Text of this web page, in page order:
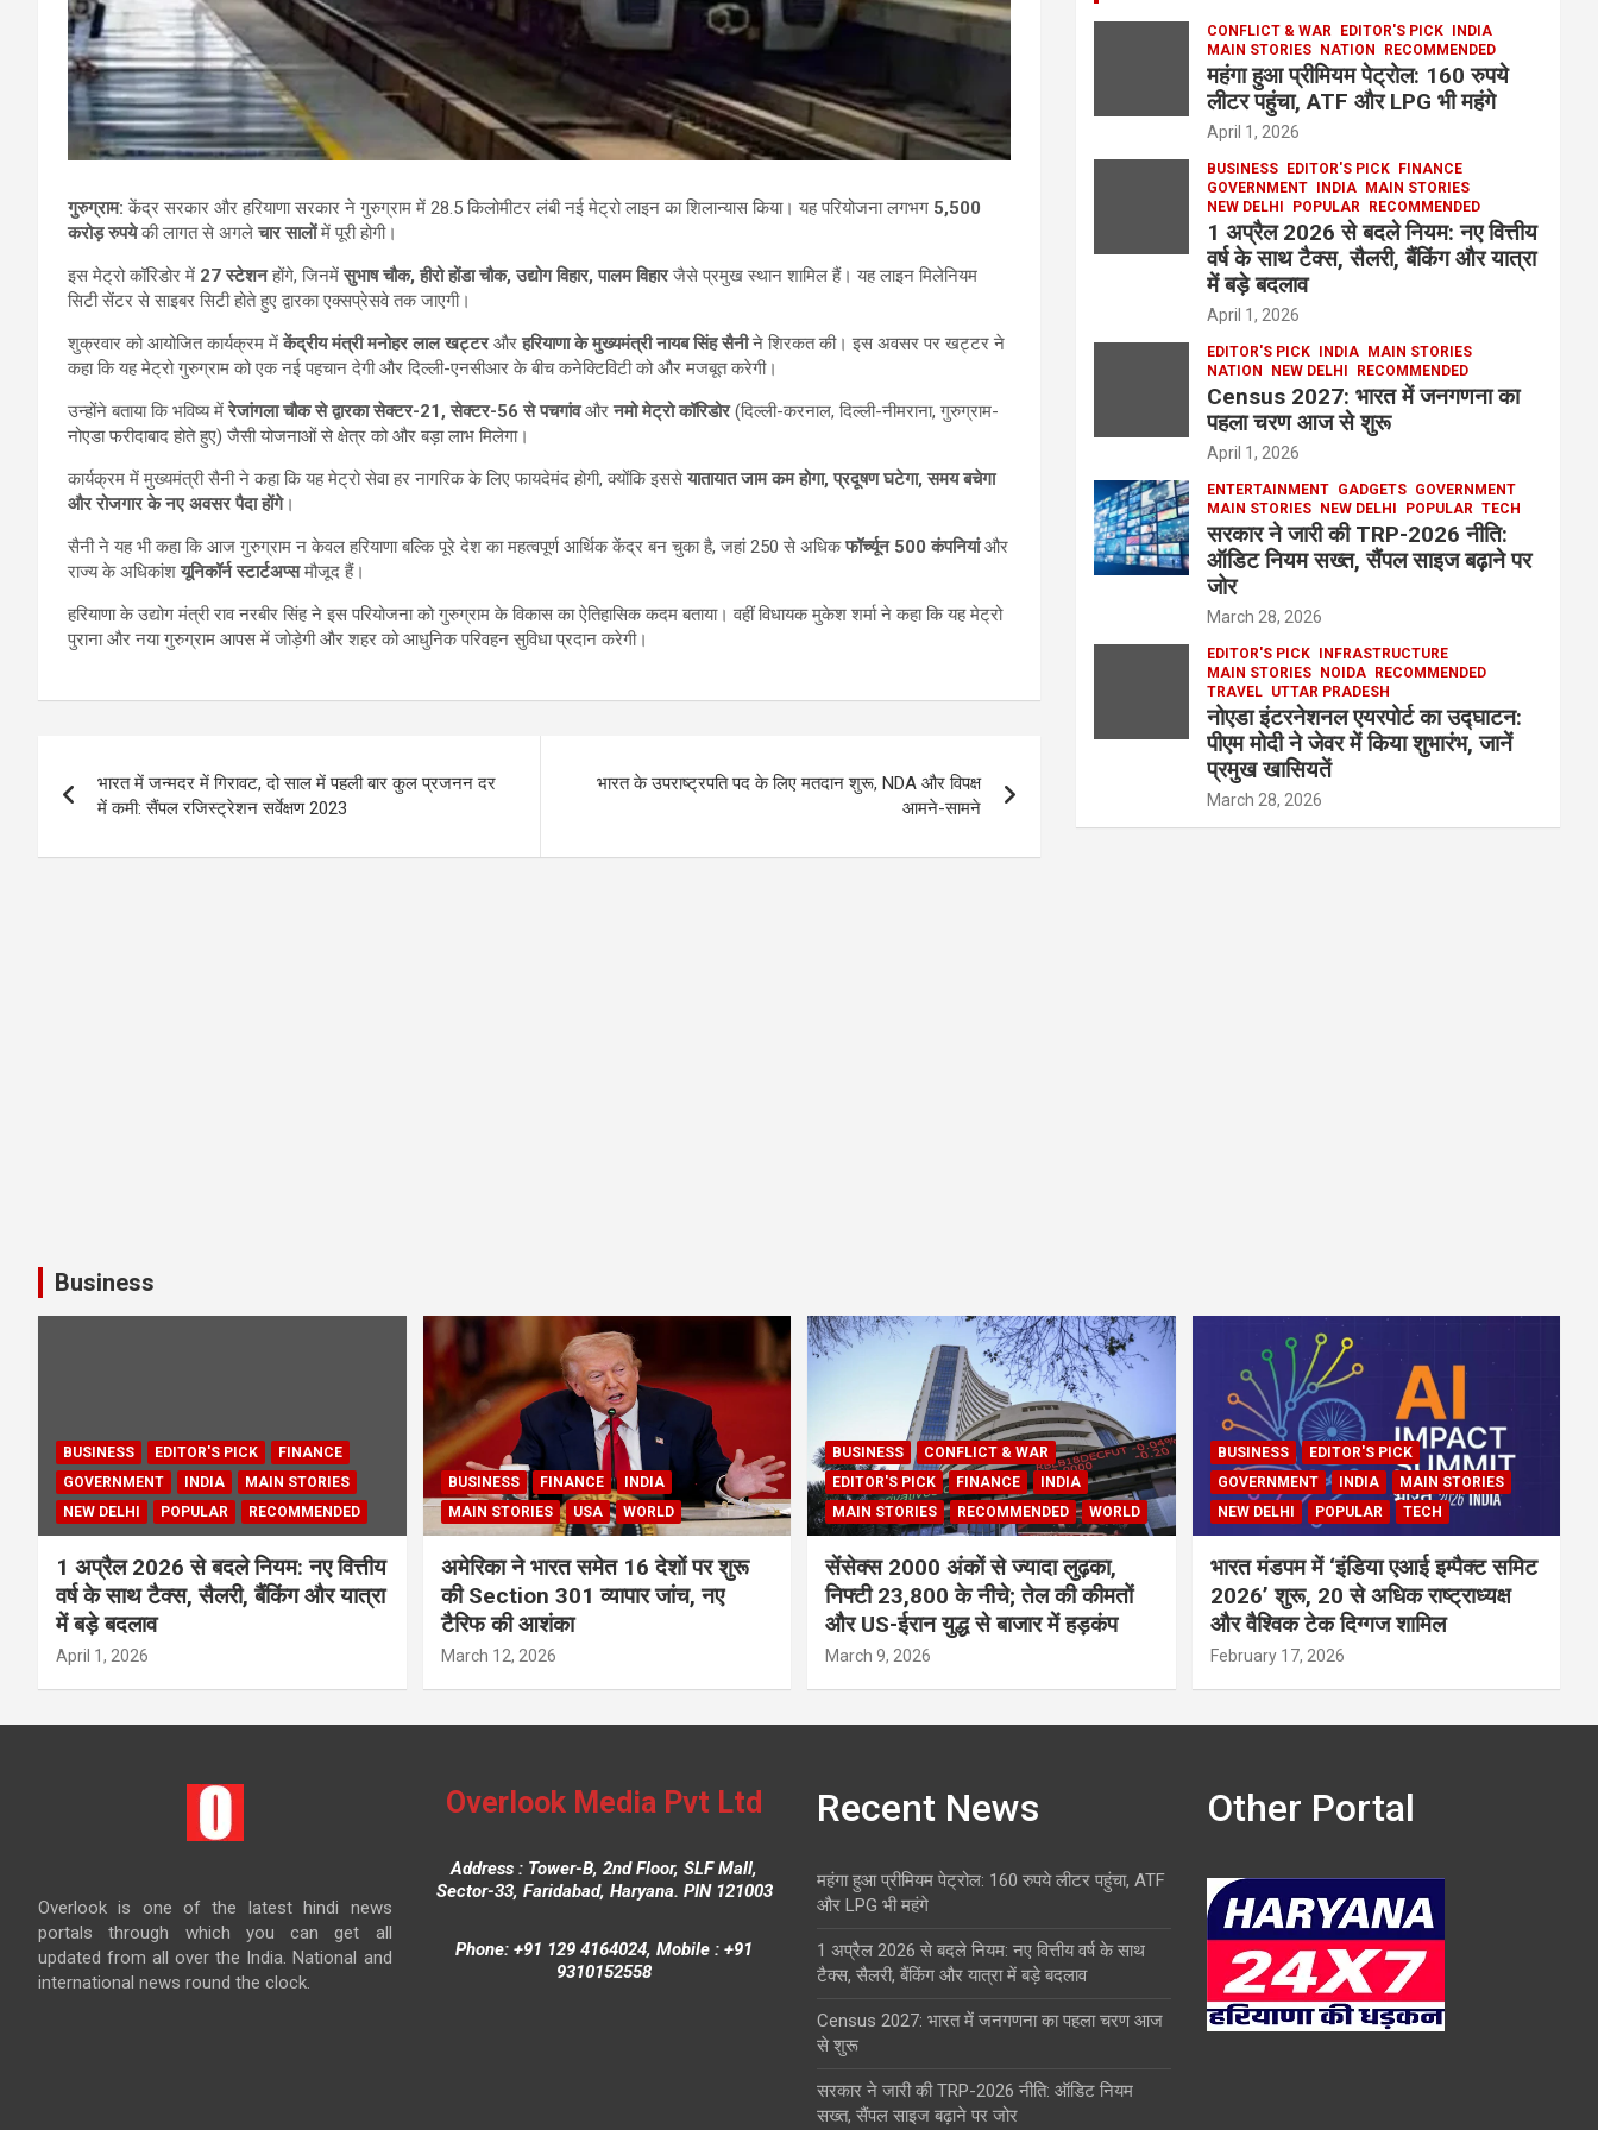
गुरुग्राम: केंद्र सरकार और हरियाणा सरकार ने गुरुग्राम में 28.5 किलोमीटर लंबी नई मेट्रो लाइन का शिलान्यास किया। यह परियोजना लगभग 5,500
करोड़ रुपयेकी लागत से अगलेचार सालोंमें पूरी होगी।
इस मेट्रो कॉरिडोर में 27 स्टेशनहोंगे, जिनमेंसुभाष चौक, हीरो होंडा चौक, उद्योग विहार, पालम विहारजैसे प्रमुख स्थान शामिल हैं। यह लाइन मिलेनियम
सिटी सेंटर से साइबर सिटी होते हुए द्वारका एक्सप्रेसवे तक जाएगी।
शुक्रवार को आयोजित कार्यक्रम मेंकेंद्रीय मंत्री मनोहर लाल खट्टरऔरहरियाणा के मुख्यमंत्री नायब सिंह सैनीने शिरकत की। इस अवसर पर खट्टर ने
कहा कि यह मेट्रो गुरुग्राम को एक नई पहचान देगी और दिल्ली-एनसीआर के बीच कनेक्टिविटी को और मजबूत करेगी।
उन्होंने बताया कि भविष्य मेंरेजांगला चौक से द्वारका सेक्टर-21, सेक्टर-56 से पचगांवऔरनमो मेट्रो कॉरिडोर(दिल्ली-करनाल, दिल्ली-नीमराना, गुरुग्राम-
नोएडा फरीदाबाद होते हुए) जैसी योजनाओं से क्षेत्र को और बड़ा लाभ मिलेगा।
कार्यक्रम में मुख्यमंत्री सैनी ने कहा कि यह मेट्रो सेवा हर नागरिक के लिए फायदेमंद होगी, क्योंकि इससेयातायात जाम कम होगा, प्रदूषण घटेगा, समय बचेगा
और रोजगार के नए अवसर पैदा होंगे।
सैनी ने यह भी कहा कि आज गुरुग्राम न केवल हरियाणा बल्कि पूरे देश का महत्वपूर्ण आर्थिक केंद्र बन चुका है, जहां 250 से अधिकफॉर्च्यून 500 कंपनियांऔर
राज्य के अधिकांशयूनिकॉर्न स्टार्टअप्समौजूद हैं।
हरियाणा के उद्योग मंत्री राव नरबीर सिंह ने इस परियोजना को गुरुग्राम के विकास का ऐतिहासिक कदम बताया। वहीं विधायक मुकेश शर्मा ने कहा कि यह मेट्रो
पुराना और नया गुरुग्राम आपस में जोड़ेगी और शहर को आधुनिक परिवहन सुविधा प्रदान करेगी।
navigation
भारत में जन्मदर में गिरावट, दो साल में पहली बार कुल प्रजनन दर
में कमी: सैंपल रजिस्ट्रेशन सर्वेक्षण 2023
भारत के उपराष्ट्रपति पद के लिए मतदान शुरू, NDA और विपक्ष
आमने-सामने
CONFLICT & WAR EDITOR'S PICK INDIA
MAIN STORIES NATION RECOMMENDED
महंगा हुआ प्रीमियम पेट्रोल: 160 रुपये
लीटर पहुंचा, ATF और LPG भी महंगे
April 1, 2026
BUSINESS EDITOR'S PICK FINANCE
GOVERNMENT INDIA MAIN STORIES
NEW DELHI
POPULAR RECOMMENDED
1 अप्रैल 2026 से बदले नियम: नए वित्तीय
वर्ष के साथ टैक्स, सैलरी, बैंकिंग और यात्रा
में बड़े बदलाव
April 1, 2026
EDITOR'S PICK INDIA MAIN STORIES
NATION
NEW DELHI RECOMMENDED
Census 2027: भारत में जनगणना का
पहला चरण आज से शुरू
April 1, 2026
ENTERTAINMENT GADGETS GOVERNMENT
MAIN STORIES NEW DELHI POPULAR TECH
सरकार ने जारी की TRP-2026 नीति:
ऑडिट नियम सख्त, सैंपल साइज बढ़ाने पर
जोर
March 28, 2026
EDITOR'S PICK INFRASTRUCTURE
MAIN STORIES NOIDA RECOMMENDED
TRAVEL UTTAR PRADESH
नोएडा इंटरनेशनल एयरपोर्ट का उद्घाटन:
पीएम मोदी ने जेवर में किया शुभारंभ, जानें
प्रमुख खासियतें
March 28, 2026
Business
BUSINESS EDITOR'S PICK
FINANCE
GOVERNMENT
INDIA
MAIN STORIES
NEW DELHI
POPULAR RECOMMENDED
1 अप्रैल 2026 से बदले नियम: नए वित्तीय
वर्ष के साथ टैक्स, सैलरी, बैंकिंग और यात्रा
में बड़े बदलाव
April 1, 2026
BUSINESS FINANCE
INDIA
MAIN STORIES
USA WORLD
अमेरिका ने भारत समेत 16 देशों पर शुरू
की Section 301 व्यापार जांच, नए
टैरिफ की आशंका
March 12, 2026
BUSINESS
CONFLICT & WAR
EDITOR'S PICK
FINANCE
INDIA
MAIN STORIES
RECOMMENDED WORLD
सेंसेक्स 2000 अंकों से ज्यादा लुढ़का,
निफ्टी 23,800 के नीचे; तेल की कीमतों
और US-ईरान युद्ध से बाजार में हड़कंप
March 9, 2026
BUSINESS
EDITOR'S PICK
GOVERNMENT
INDIA
MAIN STORIES
NEW DELHI
POPULAR TECH
भारत मंडपम में ‘इंडिया एआई इम्पैक्ट समिट
2026’ शुरू, 20 से अधिक राष्ट्राध्यक्ष
और वैश्विक टेक दिग्गज शामिल
February 17, 2026
Overlook is one of the latest hindi news
portals through which you can get all
updated from all over the India. National and
international news round the clock.
Overlook Media Pvt Ltd
Address : Tower-B, 2nd Floor, SLF Mall,
Sector-33, Faridabad, Haryana. PIN 121003
Phone: +91 129 4164024, Mobile : +91
9310152558
Recent News
महंगा हुआ प्रीमियम पेट्रोल: 160 रुपये लीटर पहुंचा, ATF
और LPG भी महंगे
1 अप्रैल 2026 से बदले नियम: नए वित्तीय वर्ष के साथ
टैक्स, सैलरी, बैंकिंग और यात्रा में बड़े बदलाव
Census 2027: भारत में जनगणना का पहला चरण आज
से शुरू
सरकार ने जारी की TRP-2026 नीति: ऑडिट नियम
सख्त, सैंपल साइज बढ़ाने पर जोर
Other Portal